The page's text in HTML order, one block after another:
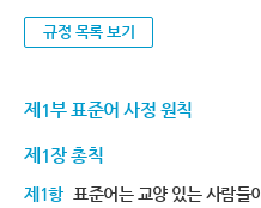
규정 목록 보기
제1부 표준어 사정 원칙
제1장 총칙
제1항 표준어는 교양 있는 사람들